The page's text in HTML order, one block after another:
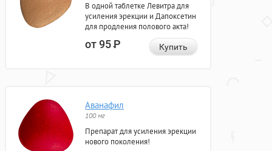
В одной таблетке Левитра для
усиления эрекции и Дапоксетин
для продления полового акта!
от 95Р Купить
Аванафил
100 мг
Препарат для усиления эрекции
нового поколения!